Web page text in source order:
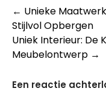
← Unieke
Stijlvol Opbergen
Uniek Interieur: De
Meubelontwerp →
Een reactie